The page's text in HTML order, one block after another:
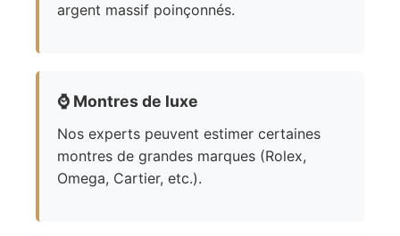
argent massif poinçonnés.
⌚ Montres de luxe
Nos experts peuvent estimer certaines
montres de grandes marques (Rolex,
Omega, Cartier, etc.).